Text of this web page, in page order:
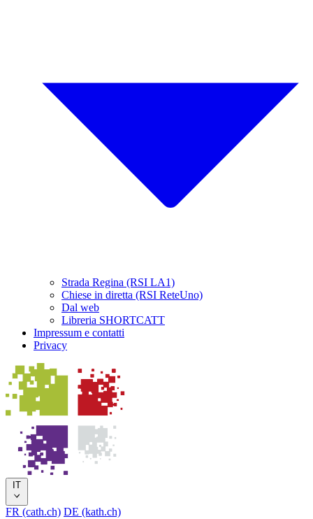
Strada Regina (RSI LA1)
Chiese in diretta (RSI ReteUno)
Dal web
Libreria SHORTCATT
Impressum e contatti
Privacy
IT
FR (cath.ch) DE (kath.ch)